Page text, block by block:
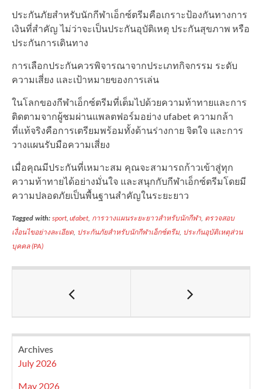
ประกันภัยสำหรับนักกีฬาเอ็กซ์ตรีมคือเกราะป้องกันทางการ
เงินที่สำคัญ ไม่ว่าจะเป็นประกันอุบัติเหตุ ประกันสุขภาพ หรือ
ประกันการเดินทาง
การเลือกประกันควรพิจารณาจากประเภทกิจกรรม ระดับ
ความเสี่ยง และเป้าหมายของการเล่น
ในโลกของกีฬาเอ็กซ์ตรีมที่เต็มไปด้วยความท้าทายและการ
ติดตามจากผู้ชมผ่านแพลตฟอร์มอย่าง ufabet ความกล้า
ที่แท้จริงคือการเตรียมพร้อมทั้งด้านร่างกาย จิตใจ และการ
วางแผนรับมือความเสี่ยง
เมื่อคุณมีประกันที่เหมาะสม คุณจะสามารถก้าวเข้าสู่ทุก
ความท้าทายได้อย่างมั่นใจ และสนุกกับกีฬาเอ็กซ์ตรีมโดยมี
ความปลอดภัยเป็นพื้นฐานสำคัญในระยะยาว
Tagged with: sport,ufabet, การวางแผนระยะยาวสำหรับนักกีฬา, ตรวจสอบ
เงื่อนไขอย่างละเอียด, ประกันภัยสำหรับนักกีฬาเอ็กซ์ตรีม, ประกันอุบัติเหตุส่วน
บุคคล (PA)
Archives
July 2026
May 2026